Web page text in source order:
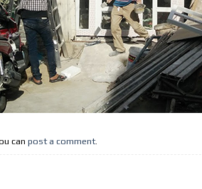
can post a comment.